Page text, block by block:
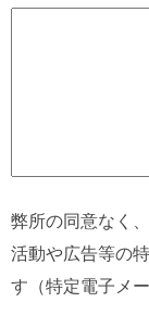
弊所の同意なく
活動や広告等の
す（特定電子メー